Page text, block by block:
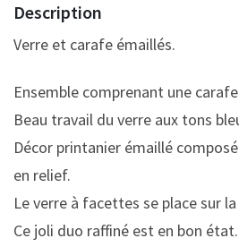
Description
Verre et carafe émaillés.
Ensemble comprenant une
Beau travail du verre aux tons
Décor printanier émaillé
en relief.
Le verre à facettes se place sur
Ce joli duo raffiné est en bon état.